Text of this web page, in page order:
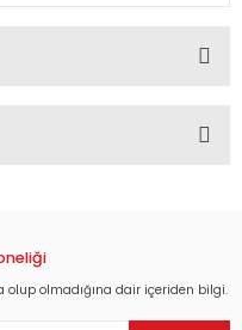
olup olmadığına dair içeriden bilgi.